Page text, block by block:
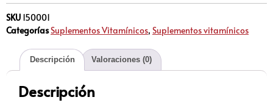
SKU 150001
CategoríasSuplementos Vitamínicos, Suplementos vitamínicos
Descripción Valoraciones (0)
Descripción